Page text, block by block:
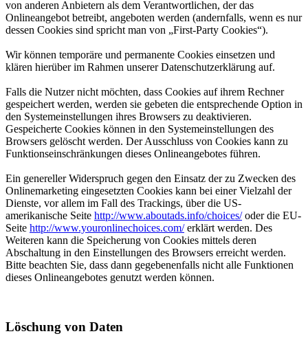
von anderen Anbietern als dem Verantwortlichen, der das
Onlineangebot betreibt, angeboten werden (andernfalls, wenn es nur
dessen Cookies sind spricht man von „First-Party Cookies“).
Wir können temporäre und permanente Cookies einsetzen und
klären hierüber im Rahmen unserer Datenschutzerklärung auf.
Falls die Nutzer nicht möchten, dass Cookies auf ihrem Rechner
gespeichert werden, werden sie gebeten die entsprechende Option in
den Systemeinstellungen ihres Browsers zu deaktivieren.
Gespeicherte Cookies können in den Systemeinstellungen des
Browsers gelöscht werden. Der Ausschluss von Cookies kann zu
Funktionseinschränkungen dieses Onlineangebotes führen.
Ein genereller Widerspruch gegen den Einsatz der zu Zwecken des
Onlinemarketing eingesetzten Cookies kann bei einer Vielzahl der
Dienste, vor allem im Fall des Trackings, über die US-
amerikanische Seite http://www.aboutads.info/choices/oder die EU-
Seite http://www.youronlinechoices.com/erklärt werden. Des
Weiteren kann die Speicherung von Cookies mittels deren
Abschaltung in den Einstellungen des Browsers erreicht werden.
Bitte beachten Sie, dass dann gegebenenfalls nicht alle Funktionen
dieses Onlineangebotes genutzt werden können.
Löschung von Daten